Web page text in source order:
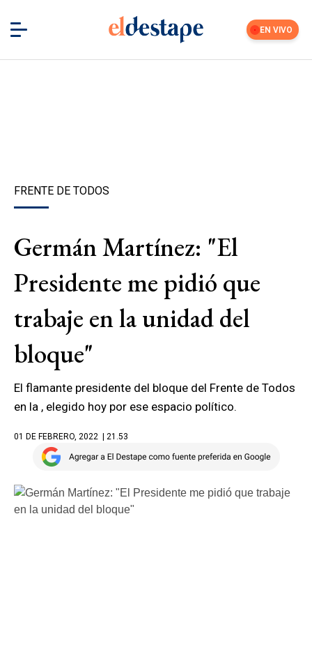
EN VIVO
FRENTE DE TODOS
Germán Martínez: "El
Presidente me pidió que
trabaje en la unidad del
bloque"
El flamante presidente del bloque del Frente de Todos
en la , elegido hoy por ese espacio político.
01 DE FEBRERO, 2022 | 21.53